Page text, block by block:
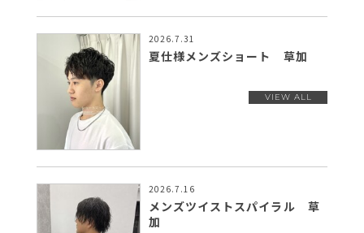
2026.7.31
夏仕様メンズショート 草加
2026.7.16
メンズツイストスパイラル 草
加